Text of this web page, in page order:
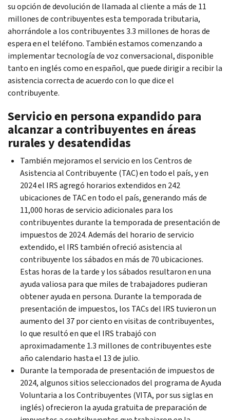
su opción de devolución de llamada al cliente a más de 11
millones de contribuyentes esta temporada tributaria,
ahorrándole a los contribuyentes 3.3 millones de horas de
espera en el teléfono. También estamos comenzando a
implementar tecnología de voz conversacional, disponible
tanto en inglés como en español, que puede dirigir a recibir la
asistencia correcta de acuerdo con lo que dice el
contribuyente.
Servicio en persona expandido para
alcanzar a contribuyentes en áreas
rurales y desatendidas
También mejoramos el servicio en los Centros de
Asistencia al Contribuyente (TAC) en todo el país, y en
2024 el IRS agregó horarios extendidos en 242
ubicaciones de TAC en todo el país, generando más de
11,000 horas de servicio adicionales para los
contribuyentes durante la temporada de presentación de
impuestos de 2024. Además del horario de servicio
extendido, el IRS también ofreció asistencia al
contribuyente los sábados en más de 70 ubicaciones.
Estas horas de la tarde y los sábados resultaron en una
ayuda valiosa para que miles de trabajadores pudieran
obtener ayuda en persona. Durante la temporada de
presentación de impuestos, los TACs del IRS tuvieron un
aumento del 37 por ciento en visitas de contribuyentes,
lo que resultó en que el IRS trabajó con
aproximadamente 1.3 millones de contribuyentes este
año calendario hasta el 13 de julio.
Durante la temporada de presentación de impuestos de
2024, algunos sitios seleccionados del programa de Ayuda
Voluntaria a los Contribuyentes (VITA, por sus siglas en
inglés) ofrecieron la ayuda gratuita de preparación de